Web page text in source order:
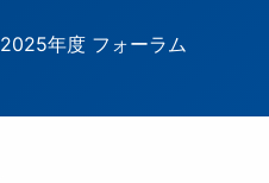
2025年度 フォーラム